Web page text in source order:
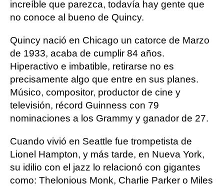
increíble que parezca, todavía hay gente que
no conoce al bueno de Quincy.
Quincy nació en Chicago un catorce de Marzo
de 1933, acaba de cumplir 84 años.
Hiperactivo e imbatible, retirarse no es
precisamente algo que entre en sus planes.
Músico, compositor, productor de cine y
televisión, récord Guinness con 79
nominaciones a los Grammy y ganador de 27.
Cuando vivió en Seattle fue trompetista de
Lionel Hampton, y más tarde, en Nueva York,
su idilio con el jazz lo relacionó con gigantes
como: Thelonious Monk, Charlie Parker o Miles